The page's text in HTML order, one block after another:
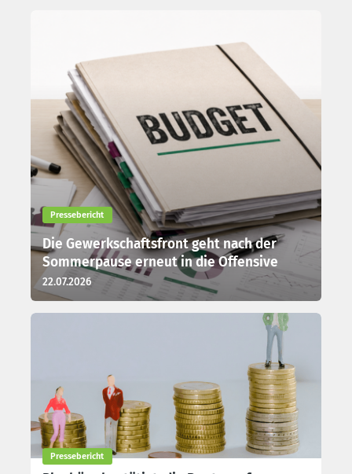
Pressebericht
Die Gewerkschaftsfront geht nach der
Sommerpause erneut in die Offensive
22.07.2026
Pressebericht